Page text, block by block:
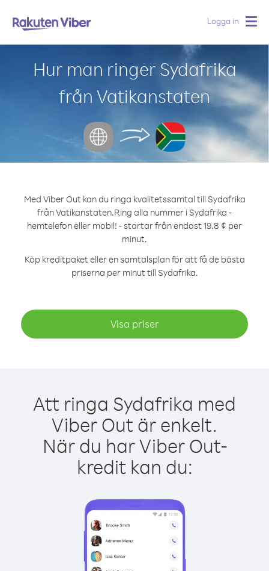
Logga in
Hur man ringer Sydafrika
från Vatikanstaten
Med Viber Out kan du ringa kvalitetssamtal till Sydafrika
från Vatikanstaten.Ring alla nummer i Sydafrika -
hemtelefon eller mobil! - startar från endast 19.8 ¢ per
minut.
Köp kreditpaket eller en samtalsplan för att få de bästa
priserna per minut till Sydafrika.
Visa priser
Att ringa Sydafrika med
Viber Out är enkelt.
När du har Viber Out-
kredit kan du: